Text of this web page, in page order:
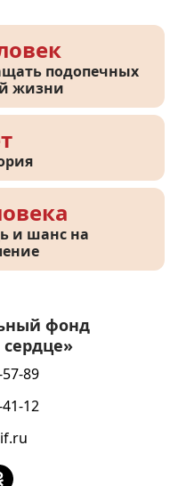
подопечных
жизни
и шанс на
фонд
89
12